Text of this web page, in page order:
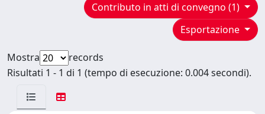
Contributo in atti di convegno (1)
Esportazione
Mostra
records
Risultati 1 - 1 di 1 (tempo di esecuzione: 0.004 secondi).